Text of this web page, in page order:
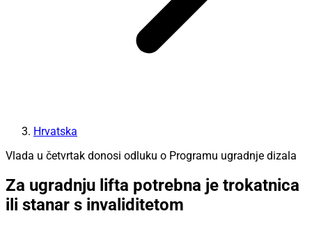
Hrvatska
Vlada u četvrtak donosi odluku o Programu ugradnje dizala
Za ugradnju lifta potrebna je trokatnica
ili stanar s invaliditetom